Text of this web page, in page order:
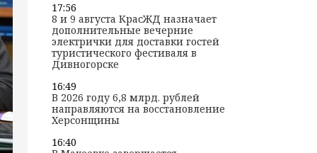
17:56
8 и 9 августа КрасЖД назначает
дополнительные вечерние
электрички для доставки гостей
туристического фестиваля в
Дивногорске
16:49
В 2026 году 6,8 млрд. рублей
направляются на восстановление
Херсонщины
16:40